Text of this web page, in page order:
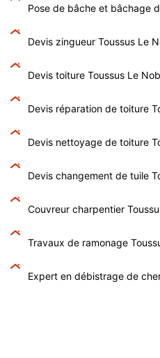
Pose de bâche et bâchage
Devis zingueur Toussus Le
Devis toiture Toussus Le
Devis réparation de toiture
Devis nettoyage de toiture
Devis changement de tuile
Couvreur charpentier
Travaux de ramonage
Expert en débistrage de